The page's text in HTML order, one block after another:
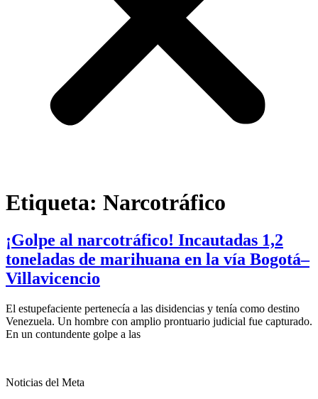
Etiqueta: Narcotráfico
¡Golpe al narcotráfico! Incautadas 1,2
toneladas de marihuana en la vía Bogotá–
Villavicencio
El estupefaciente pertenecía a las disidencias y tenía como destino
Venezuela. Un hombre con amplio prontuario judicial fue capturado.
En un contundente golpe a las
Noticias del Meta